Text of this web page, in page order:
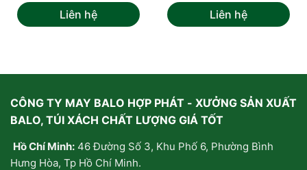
Được
xếp
hạng
Liên hệ
Được
xếp
hạng
Liên hệ
CÔNG TY MAY BALO HỢP PHÁT - XƯỞNG SẢN XUẤT
BALO, TÚI XÁCH CHẤT LƯỢNG GIÁ TỐT
Hồ Chí Minh: 46 Đường Số 3, Khu Phố 6, Phường Bình
Hưng Hòa, Tp Hồ Chí Minh.